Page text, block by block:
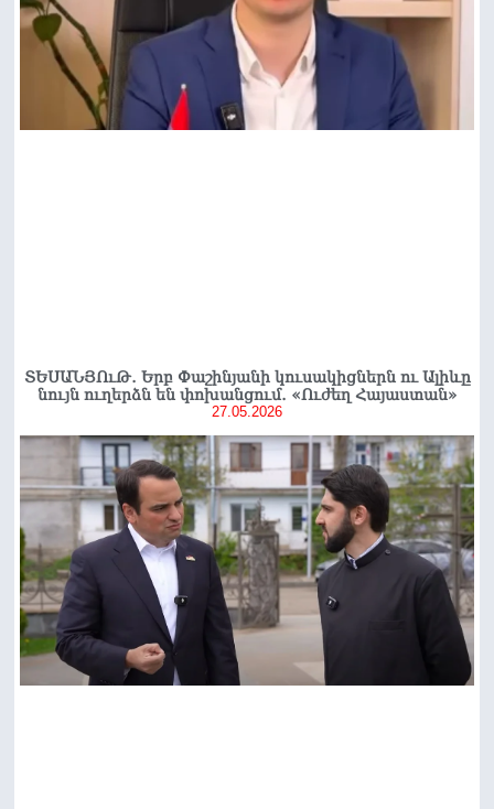
ՏԵՍԱՆՅՈւԹ․ Երբ Փաշինյանի կուսակիցներն ու Ալիևը
նույն ուղերձն են փոխանցում․ «Ուժեղ Հայաստան»
27.05.2026